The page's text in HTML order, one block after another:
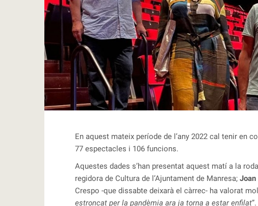
RBLS
En aquest mateix període de l’any 2022 cal tenir en
77 espectacles i 106 funcions.
Aquestes dades s’han presentat aquest matí a la
regidora de Cultura de l’Ajuntament de Manresa; Joan
Crespo -que dissabte deixarà el càrrec- ha valorat
estroncat per la pandèmia ara ja torna a estar enfilat”.